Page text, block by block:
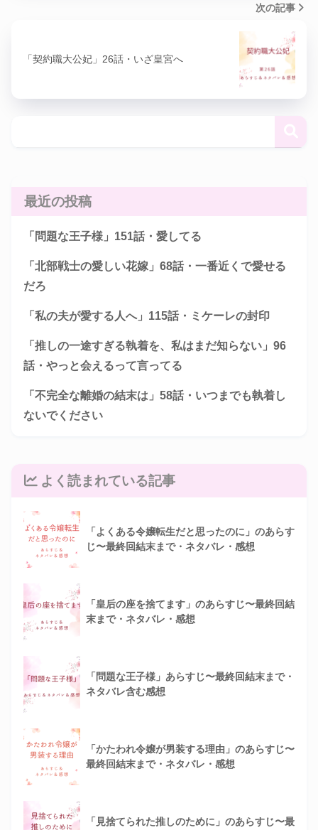
次の記事
「契約職大公妃」26話・いざ皇宮へ
最近の投稿
「問題な王子様」151話・愛してる
「北部戦士の愛しい花嫁」68話・一番近くで愛せる
だろ
「私の夫が愛する人へ」115話・ミケーレの封印
「推しの一途すぎる執着を、私はまだ知らない」96
話・やっと会えるって言ってる
「不完全な離婚の結末は」58話・いつまでも執着し
ないでください
よく読まれている記事
「よくある令嬢転生だと思ったのに」のあらす
じ〜最終回結末まで・ネタバレ・感想
「皇后の座を捨てます」のあらすじ〜最終回結
末まで・ネタバレ・感想
「問題な王子様」あらすじ〜最終回結末まで・
ネタバレ含む感想
「かたわれ令嬢が男装する理由」のあらすじ〜
最終回結末まで・ネタバレ・感想
「見捨てられた推しのために」のあらすじ〜最